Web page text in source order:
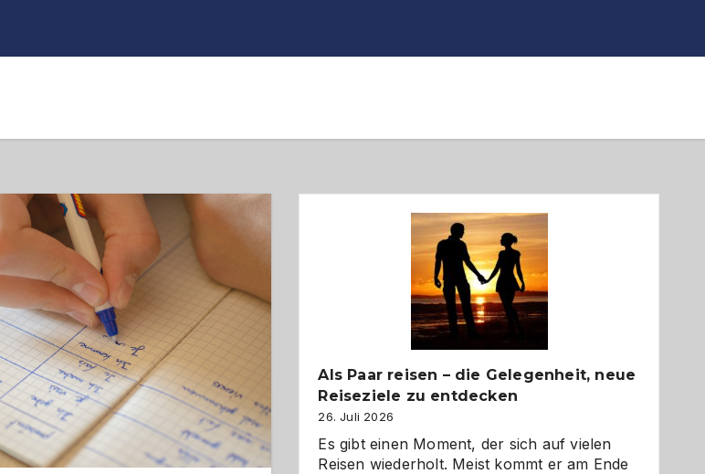
Als Paar reisen – die Gelegenheit, neue
Reiseziele zu entdecken
26. Juli 2026
Es gibt einen Moment, der sich auf vielen
Reisen wiederholt. Meist kommt er am Ende